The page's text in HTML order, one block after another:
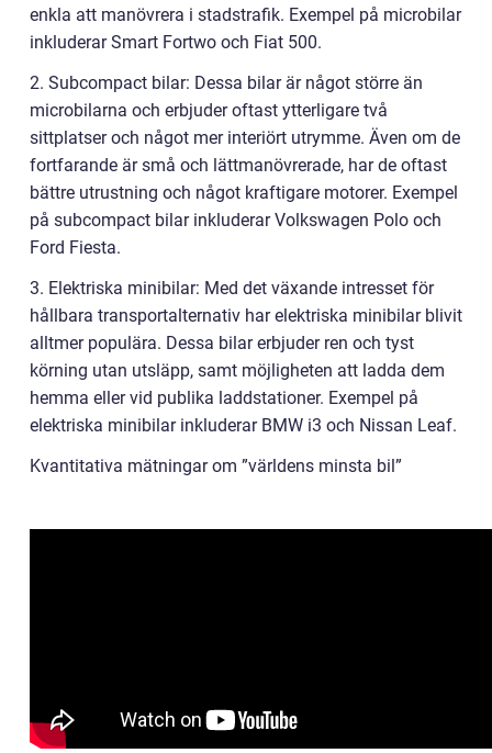
enkla att manövrera i stadstrafik. Exempel på microbilar
inkluderar Smart Fortwo och Fiat 500.
2. Subcompact bilar: Dessa bilar är något större än
microbilarna och erbjuder oftast ytterligare två
sittplatser och något mer interiört utrymme. Även om de
fortfarande är små och lättmanövrerade, har de oftast
bättre utrustning och något kraftigare motorer. Exempel
på subcompact bilar inkluderar Volkswagen Polo och
Ford Fiesta.
3. Elektriska minibilar: Med det växande intresset för
hållbara transportalternativ har elektriska minibilar blivit
alltmer populära. Dessa bilar erbjuder ren och tyst
körning utan utsläpp, samt möjligheten att ladda dem
hemma eller vid publika laddstationer. Exempel på
elektriska minibilar inkluderar BMW i3 och Nissan Leaf.
Kvantitativa mätningar om ”världens minsta bil”